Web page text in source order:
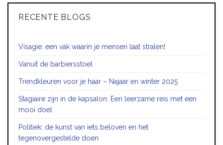
RECENTE BLOGS
Visagie: een vak waarin je mensen laat stralen!
Vanuit de barbiersstoel
Trendkleuren voor je haar – Najaar en winter 2025
Stagiaire zijn in de kapsalon: Een leerzame reis met een
mooi doel
Politiek: de kunst van iets beloven en het
tegenovergestelde doen